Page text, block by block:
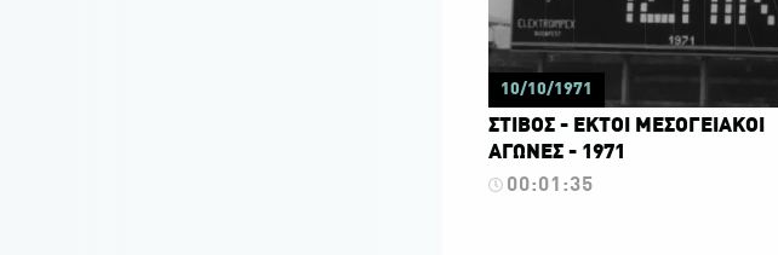
10/10/1971
ΣΤΙΒΟΣ - ΕΚΤΟΙ ΜΕΣΟΓΕΙΑΚΟΙ
ΑΓΩΝΕΣ - 1971
00:01:35